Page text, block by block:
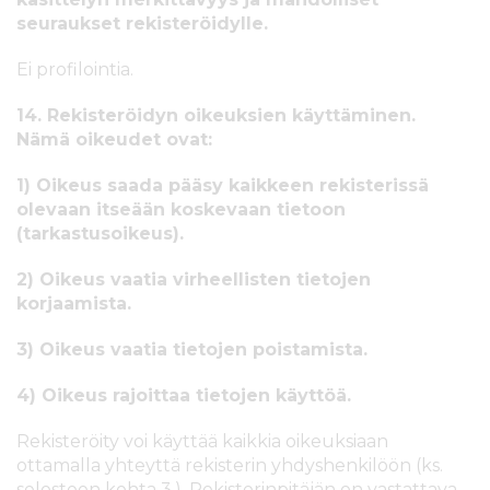
seuraukset rekisteröidylle.
Ei profilointia.
14. Rekisteröidyn oikeuksien käyttäminen.
Nämä oikeudet ovat:
1) Oikeus saada pääsy kaikkeen rekisterissä
olevaan itseään koskevaan tietoon
(tarkastusoikeus).
2) Oikeus vaatia virheellisten tietojen
korjaamista.
3) Oikeus vaatia tietojen poistamista.
4) Oikeus rajoittaa tietojen käyttöä.
Rekisteröity voi käyttää kaikkia oikeuksiaan
ottamalla yhteyttä rekisterin yhdyshenkilöön (ks.